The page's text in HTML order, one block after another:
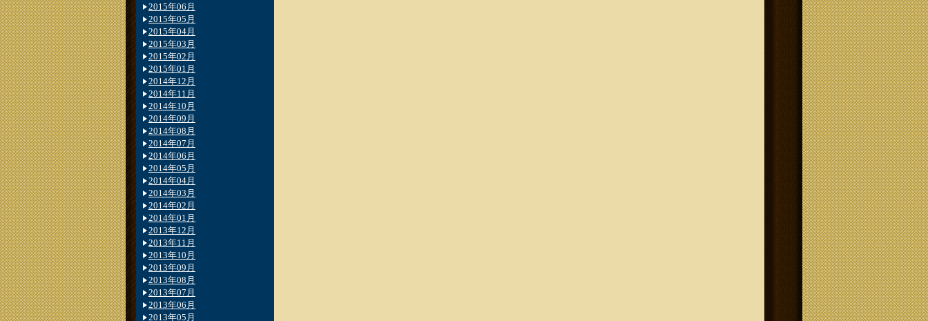
2015年06月
2015年05月
2015年04月
2015年03月
2015年02月
2015年01月
2014年12月
2014年11月
2014年10月
2014年09月
2014年08月
2014年07月
2014年06月
2014年05月
2014年04月
2014年03月
2014年02月
2014年01月
2013年12月
2013年11月
2013年10月
2013年09月
2013年08月
2013年07月
2013年06月
2013年05月